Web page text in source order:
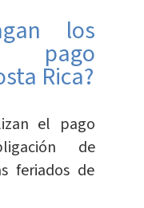
los
pago
Rica?
el pago
de
feriados de